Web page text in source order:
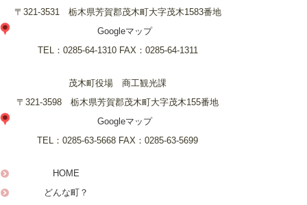
〒321-3531 栃木県芳賀郡茂木町大字茂木1583番地
Googleマップ
TEL： 0285-64-1310FAX： 0285-64-1311
茂木町役場 商工観光課
〒321-3598 栃木県芳賀郡茂木町大字茂木155番地
Googleマップ
TEL： 0285-63-5668 FAX： 0285-63-5699
HOME
どんな町？